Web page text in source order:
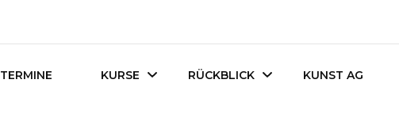
TERMINE KURSE RÜCKBLICK KUNST AG